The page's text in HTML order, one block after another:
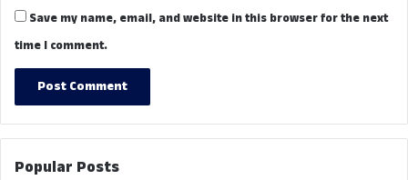
Save my name, email, and website in this browser for the next
time I comment.
Popular Posts